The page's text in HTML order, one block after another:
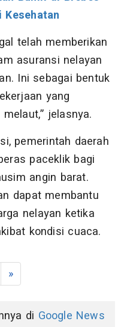
telah memberikan
asuransi nelayan
Ini sebagai bentuk
yang
jelasnya.
pemerintah daerah
paceklik bagi
angin barat.
dapat membantu
nelayan ketika
kondisi cuaca.
»
di Google News